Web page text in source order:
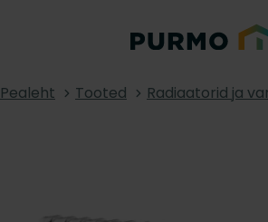
Pealeht Tooted Radiaatorid ja